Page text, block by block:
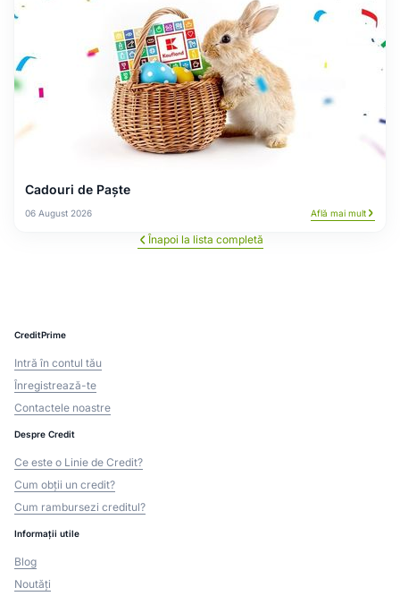
Cadouri de Paște
06 August 2026 Află mai mult
Înapoi la lista completă
CreditPrime
Intră în contul tău
Înregistrează-te
Contactele noastre
Despre Credit
Ce este o Linie de Credit?
Cum obții un credit?
Cum rambursezi creditul?
Informații utile
Blog
Noutăți